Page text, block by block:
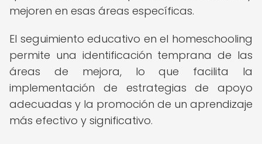
mejoren en esas áreas específicas.
El seguimiento educativo en el homeschooling
permite una identificación temprana de las
áreas de mejora, lo que facilita la
implementación de estrategias de apoyo
adecuadas y la promoción de un aprendizaje
más efectivo y significativo.